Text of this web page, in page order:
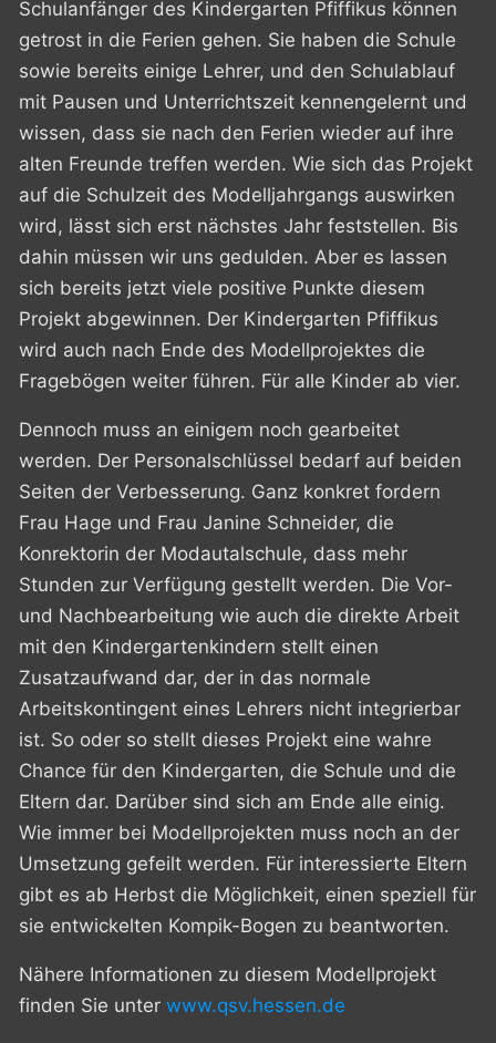
Schulanfänger des Kindergarten Pfiffikus können
getrost in die Ferien gehen. Sie haben die Schule
sowie bereits einige Lehrer, und den Schulablauf
mit Pausen und Unterrichtszeit kennengelernt und
wissen, dass sie nach den Ferien wieder auf ihre
alten Freunde treffen werden. Wie sich das Projekt
auf die Schulzeit des Modelljahrgangs auswirken
wird, lässt sich erst nächstes Jahr feststellen. Bis
dahin müssen wir uns gedulden. Aber es lassen
sich bereits jetzt viele positive Punkte diesem
Projekt abgewinnen. Der Kindergarten Pfiffikus
wird auch nach Ende des Modellprojektes die
Fragebögen weiter führen. Für alle Kinder ab vier.
Dennoch muss an einigem noch gearbeitet
werden. Der Personalschlüssel bedarf auf beiden
Seiten der Verbesserung. Ganz konkret fordern
Frau Hage und Frau Janine Schneider, die
Konrektorin der Modautalschule, dass mehr
Stunden zur Verfügung gestellt werden. Die Vor-
und Nachbearbeitung wie auch die direkte Arbeit
mit den Kindergartenkindern stellt einen
Zusatzaufwand dar, der in das normale
Arbeitskontingent eines Lehrers nicht integrierbar
ist. So oder so stellt dieses Projekt eine wahre
Chance für den Kindergarten, die Schule und die
Eltern dar. Darüber sind sich am Ende alle einig.
Wie immer bei Modellprojekten muss noch an der
Umsetzung gefeilt werden. Für interessierte Eltern
gibt es ab Herbst die Möglichkeit, einen speziell für
sie entwickelten Kompik-Bogen zu beantworten.
Nähere Informationen zu diesem Modellprojekt
finden Sie unter www.qsv.hessen.de